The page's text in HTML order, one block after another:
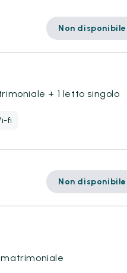
Non disponibile
+ 1 letto singolo
fi
Non disponibile